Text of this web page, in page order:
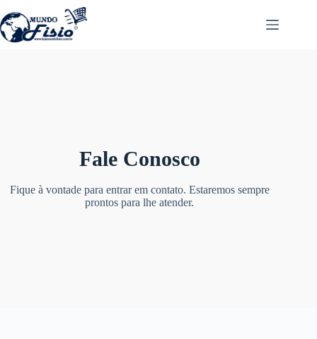
Fale Conosco
Fique à vontade para entrar em contato. Estaremos sempre
prontos para lhe atender.